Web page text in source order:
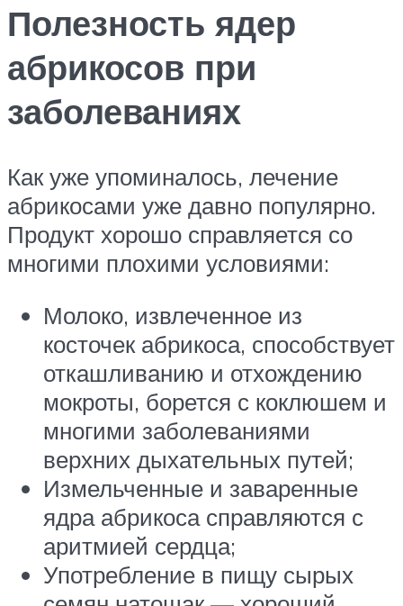
Полезность ядер
абрикосов при
заболеваниях
Как уже упоминалось, лечение
абрикосами уже давно популярно.
Продукт хорошо справляется со
многими плохими условиями:
Молоко, извлеченное из
косточек абрикоса, способствует
откашливанию и отхождению
мокроты, борется с коклюшем и
многими заболеваниями
верхних дыхательных путей;
Измельченные и заваренные
ядра абрикоса справляются с
аритмией сердца;
Употребление в пищу сырых